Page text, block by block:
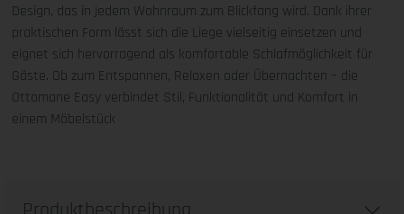
Design, das in jedem Wohnraum zum Blickfang wird. Dank ihrer
praktischen Form lässt sich die Liege vielseitig einsetzen und
eignet sich hervorragend als komfortable Schlafmöglichkeit für
Gäste. Ob zum Entspannen, Relaxen oder Übernachten – die
Ottomane Easy verbindet Stil, Funktionalität und Komfort in
einem Möbelstück